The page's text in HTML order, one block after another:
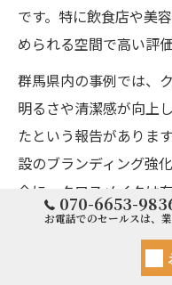
です。特に飲食店や美
められる空間で高い評
群馬県内の事例では、
明るさや清潔感が向上
たという報告がありま
設のブランディング強
合に、クロスメイクは
持と経営効率の両立を
070-6653-
お電話でのセールスは、